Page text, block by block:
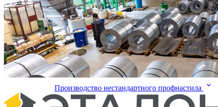
Производство нестандартного профнастила